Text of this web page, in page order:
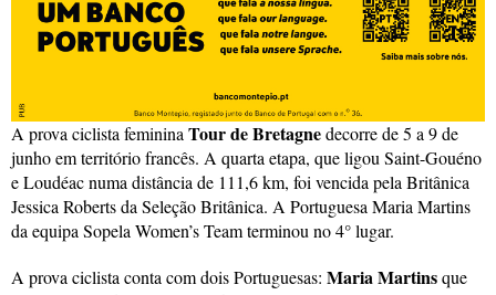
A prova ciclista feminina Tour de Bretagnedecorre de 5 a 9 de
junho em território francês. A quarta etapa, que ligou Saint-Gouéno
e Loudéac numa distância de 111,6 km, foi vencida pela Britânica
Jessica Roberts da Seleção Britânica. A Portuguesa Maria Martins
da equipa Sopela Women’s Team terminou no 4° lugar.
A prova ciclista conta com dois Portuguesas: Maria Martinsque